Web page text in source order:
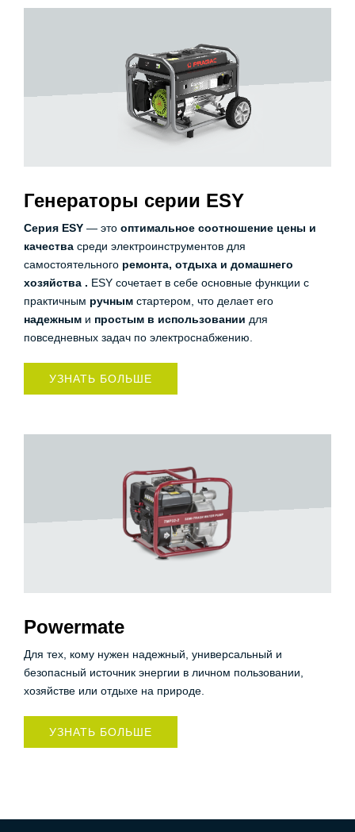
Генераторы серии ESY
Серия ESY — это оптимальное соотношение цены и
качества среди электроинструментов для
самостоятельного ремонта, отдыха и домашнего
хозяйства . ESY сочетает в себе основные функции с
практичным ручным стартером, что делает его
надежным и простым в использовании для
повседневных задач по электроснабжению.
УЗНАТЬ БОЛЬШЕ
Powermate
Для тех, кому нужен надежный, универсальный и
безопасный источник энергии в личном пользовании,
хозяйстве или отдыхе на природе.
УЗНАТЬ БОЛЬШЕ